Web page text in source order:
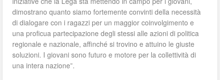
dimostrano quanto siamo fortemente convinti della necessità
di dialogare con i ragazzi per un maggior coinvolgimento e
una proficua partecipazione degli stessi alle azioni di politica
regionale e nazionale, affinché si trovino e attuino le giuste
soluzioni. I giovani sono futuro e motore per la collettività di
una intera nazione”.